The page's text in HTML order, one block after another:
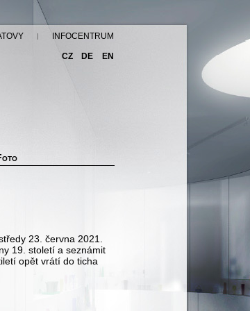
CZ DE EN
INFOCENTRUM
23. června 2021.
19. století a seznámit
opět vrátí do ticha